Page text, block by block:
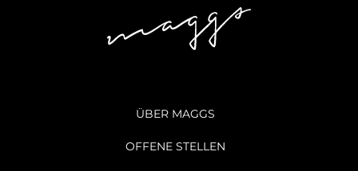
ÜBER MAGGS
OFFENE STELLEN